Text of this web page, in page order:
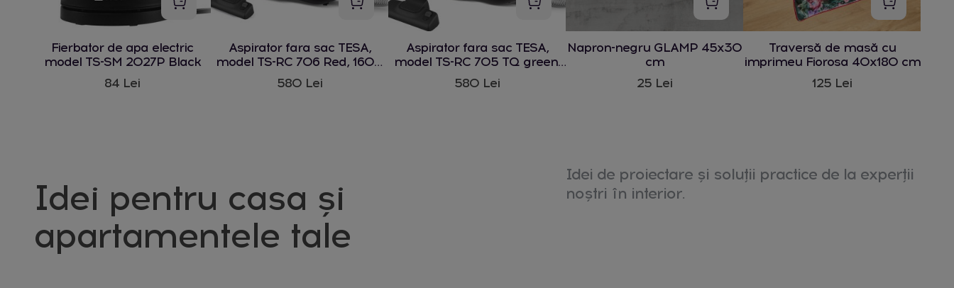
Fierbator de apa electric
model TS-SM 2027P Black
84 Lei
Aspirator fara sac TESA,
model TS-RC 706 Red, 1600
W
580 Lei
Aspirator fara sac TESA,
model TS-RC 705 TQ green,
1600 W
580 Lei
Napron-negru GLAMP 45x30
cm
25 Lei
Traversă de masă cu
imprimeu Fiorosa 40x180 cm
125 Lei
Idei pentru casa și
apartamentele tale
Idei de proiectare și soluții practice de la experții
noștri în interior.